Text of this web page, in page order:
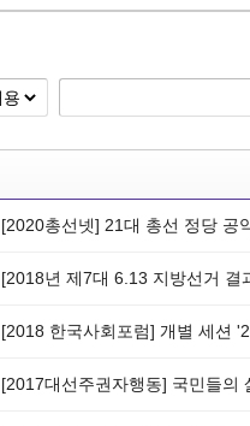
[2020총선넷] 21대 총선 정당 공
[2018년 제7대 6.13 지방선거 결
[2018 한국사회포럼] 개별 세션
[2017대선주권자행동] 국민들의